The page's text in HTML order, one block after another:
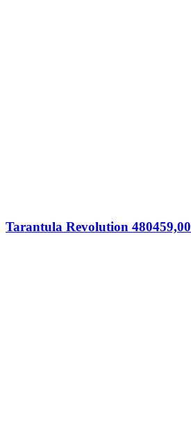
Tarantula Revolution 480459,00